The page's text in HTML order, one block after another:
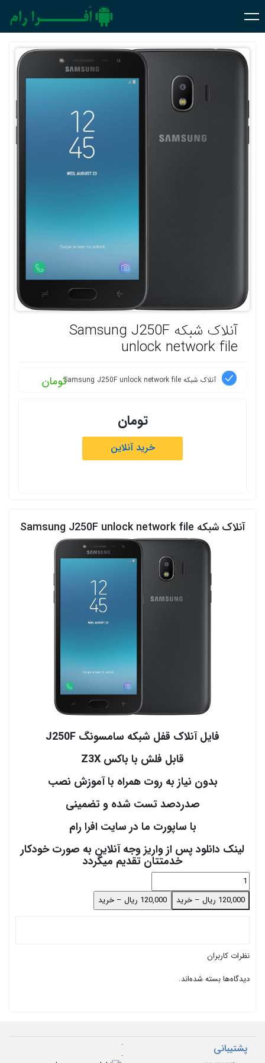
آنلاک شبکه Samsung J250F
unlock network file
آنلاک شبکه Samsung J250F unlock network file تومان
تومان
خرید آنلاین
آنلاک شبکه Samsung J250F unlock network file
فایل آنلاک قفل شبکه سامسونگ J250F
قابل فلش با باکس Z3X
بدون نیاز به روت همراه با آموزش نصب
صدردصد تست شده و تضمینی
با ساپورت ما در سایت افرا رام
لینک دانلود پس از واریز وجه آنلاین به صورت خودکار
خدمتتان تقدیم میگردد
120,000 ریال – خرید
نظرات کاربران
دیدگاه‌ها بسته شده‌اند.
پشتیبانی
.
.